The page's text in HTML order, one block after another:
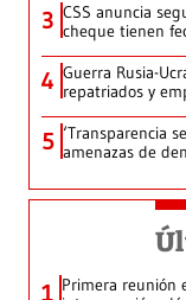
3 CSS anuncia
cheque tienen
4 Guerra Rusia-
repatriados y
5 ‘Transparencia
amenazas de
1 Primera reunión